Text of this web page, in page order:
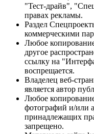
"Тест-драйв",
правах рекламы.
Раздел
коммерческими
Любое
другое
ссылку на
воспрещается.
Владелец веб-
является автор
Любое
фотографий и/или
принадлежащих
запрещено.